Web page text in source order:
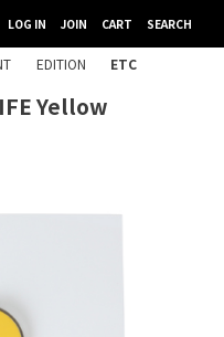
LOG IN JOIN CART SEARCH
EDITION ETC
Yellow